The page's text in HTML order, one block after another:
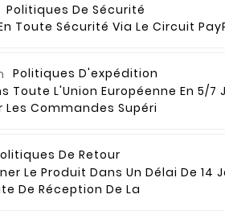
Politiques De Sécurité
Toute Sécurité Via Le Circuit
Politiques D'expédition
Toute L'Union Européenne En 5/7
Les Commandes Supéri
De Retour
Le Produit Dans Un Délai De 14
De Réception De La
×